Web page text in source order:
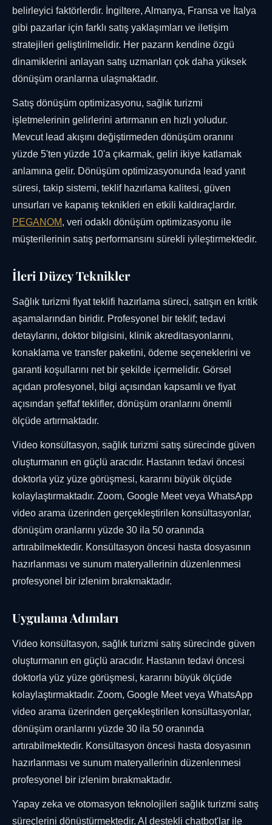
belirleyici faktörlerdir. İngiltere, Almanya, Fransa ve İtalya
gibi pazarlar için farklı satış yaklaşımları ve iletişim
stratejileri geliştirilmelidir. Her pazarın kendine özgü
dinamiklerini anlayan satış uzmanları çok daha yüksek
dönüşüm oranlarına ulaşmaktadır.
Satış dönüşüm optimizasyonu, sağlık turizmi
işletmelerinin gelirlerini artırmanın en hızlı yoludur.
Mevcut lead akışını değiştirmeden dönüşüm oranını
yüzde 5'ten yüzde 10'a çıkarmak, geliri ikiye katlamak
anlamına gelir. Dönüşüm optimizasyonunda lead yanıt
süresi, takip sistemi, teklif hazırlama kalitesi, güven
unsurları ve kapanış teknikleri en etkili kaldıraçlardır.
PEGANOM, veri odaklı dönüşüm optimizasyonu ile
müşterilerinin satış performansını sürekli iyileştirmektedir.
İleri Düzey Teknikler
Sağlık turizmi fiyat teklifi hazırlama süreci, satışın en kritik
aşamalarından biridir. Profesyonel bir teklif; tedavi
detaylarını, doktor bilgisini, klinik akreditasyonlarını,
konaklama ve transfer paketini, ödeme seçeneklerini ve
garanti koşullarını net bir şekilde içermelidir. Görsel
açıdan profesyonel, bilgi açısından kapsamlı ve fiyat
açısından şeffaf teklifler, dönüşüm oranlarını önemli
ölçüde artırmaktadır.
Video konsültasyon, sağlık turizmi satış sürecinde güven
oluşturmanın en güçlü aracıdır. Hastanın tedavi öncesi
doktorla yüz yüze görüşmesi, kararını büyük ölçüde
kolaylaştırmaktadır. Zoom, Google Meet veya WhatsApp
video arama üzerinden gerçekleştirilen konsültasyonlar,
dönüşüm oranlarını yüzde 30 ila 50 oranında
artırabilmektedir. Konsültasyon öncesi hasta dosyasının
hazırlanması ve sunum materyallerinin düzenlenmesi
profesyonel bir izlenim bırakmaktadır.
Uygulama Adımları
Video konsültasyon, sağlık turizmi satış sürecinde güven
oluşturmanın en güçlü aracıdır. Hastanın tedavi öncesi
doktorla yüz yüze görüşmesi, kararını büyük ölçüde
kolaylaştırmaktadır. Zoom, Google Meet veya WhatsApp
video arama üzerinden gerçekleştirilen konsültasyonlar,
dönüşüm oranlarını yüzde 30 ila 50 oranında
artırabilmektedir. Konsültasyon öncesi hasta dosyasının
hazırlanması ve sunum materyallerinin düzenlenmesi
profesyonel bir izlenim bırakmaktadır.
Yapay zeka ve otomasyon teknolojileri sağlık turizmi satış
süreçlerini dönüştürmektedir. AI destekli chatbot'lar ile